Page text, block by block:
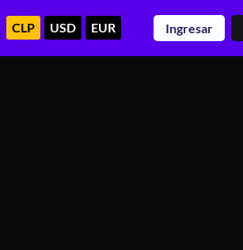
CLP USD EUR Ingresar